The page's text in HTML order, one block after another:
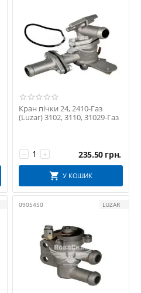
Кран пічки 24, 2410-Газ
(Luzar) 3102, 3110, 31029-Газ
+
− 235.50 грн.
У КОШИК
0905450 LUZAR